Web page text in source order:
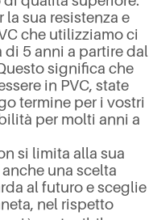
sua resistenza e
che utilizziamo ci
5 anni a partire dal
significa che
in PVC, state
termine per i vostri
per molti anni a
si limita alla sua
una scelta
al futuro e sceglie
nel rispetto